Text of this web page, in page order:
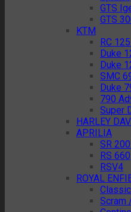
GTS
GTS
KTM
RC
Duke
Duke
SMC
Duke
790
Super
HARLEY
APRILIA
SR
RS 660
RSV4
ROYAL
Scram